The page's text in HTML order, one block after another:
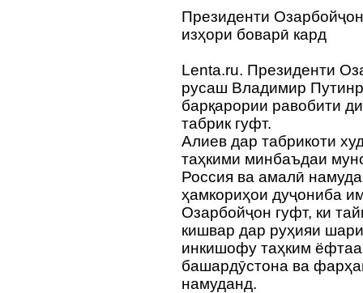
Президенти
изҳори боварӣ кард
Lenta.ru. Президенти
русаш Владимир
барқарории равобити
табрик гуфт.
Алиев дар табрикоти
таҳкими минбаъдаи
Россия ва амалӣ
ҳамкориҳои дуҷониба
Озарбойҷон гуфт, ки
кишвар дар руҳияи
инкишофу таҳким
башардӯстона ва
намуданд.